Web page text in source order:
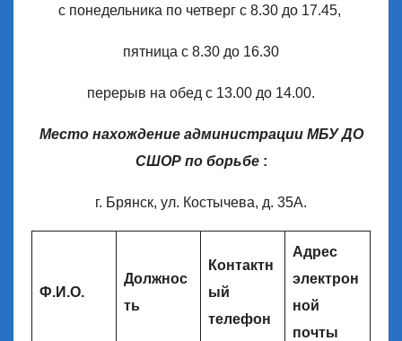
с понедельника по четверг с 8.30 до 17.45,
пятница с 8.30 до 16.30
перерыв на обед с 13.00 до 14.00.
Место нахождение администрации МБУ ДО
СШОР по борьбе :
г. Брянск, ул. Костычева, д. 35А.
Ф.И.О.
Должнос
ть
Контактн
ый
телефон
Адрес
электрон
ной
почты